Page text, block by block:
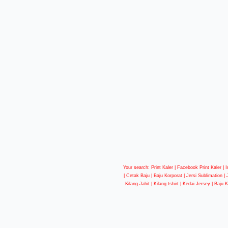
Your search: Print Kaler | Facebook Print Kaler |
| Cetak Baju | Baju Korporat | Jersi Sublimation
Kilang Jahit | Kilang tshirt | Kedai Jersey | Baju